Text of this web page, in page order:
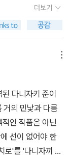
(민음사, 2004)
빌레
민음사, 2005)
스켈의 전기는
전들이다. 이 역시
북 리뷰와의 인
는 질문에 대해 “샬
. “도스토옙스키
간 조건에 대해
라든지 즉흥적
는 브론테의 소설
모로 많은 빚을
각을 캐묻다> 2
의 작품에 대한
어봐야지 생각했
더보기
다니자키 준이
거의 민낯과 다름
인 작품은 아닌
선이 없어야 한
로'를 '다니자끼 준